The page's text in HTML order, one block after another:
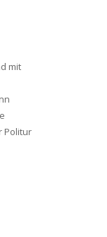
mit
Politur